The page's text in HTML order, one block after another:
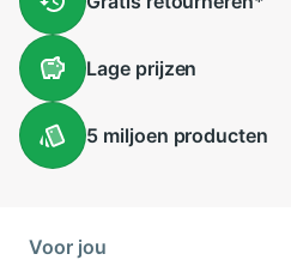
Lageprijzen
5 miljoen producten
Voor jou